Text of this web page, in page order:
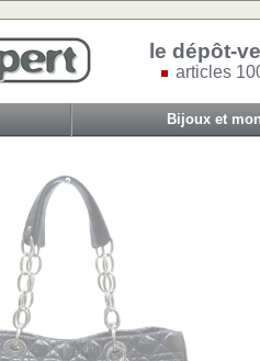
le dépôt-
articles
Bijoux et